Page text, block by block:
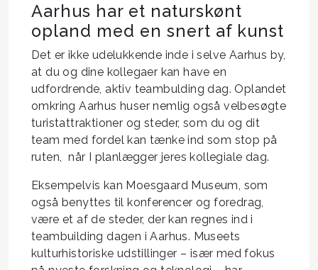
Aarhus har et naturskønt
opland med en snert af kunst
Det er ikke udelukkende inde i selve Aarhus by,
at du og dine kollegaer kan have en
udfordrende, aktiv teambulding dag. Oplandet
omkring Aarhus huser nemlig også velbesøgte
turistattraktioner og steder, som du og dit
team med fordel kan tænke ind som stop på
ruten, når I planlægger jeres kollegiale dag.
Eksempelvis kan Moesgaard Museum, som
også benyttes til konferencer og foredrag,
være et af de steder, der kan regnes ind i
teambuilding dagen i Aarhus. Museets
kulturhistoriske udstillinger – især med fokus